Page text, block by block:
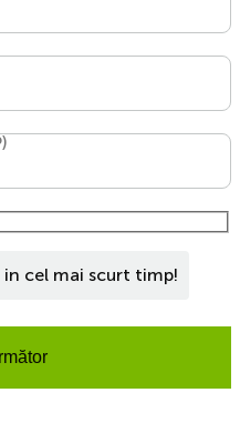
cel mai scurt timp!